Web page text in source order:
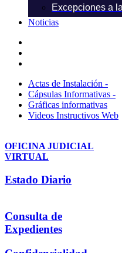
Excepciones a
Noticias
Actas de Instalación -
Cápsulas Informativas -
Gráficas informativas
Videos Instructivos Web
OFICINA JUDICIAL
VIRTUAL
Estado Diario
Consulta de
Expedientes